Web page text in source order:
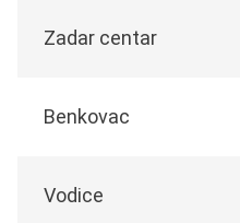
Zadar centar
Benkovac
Vodice